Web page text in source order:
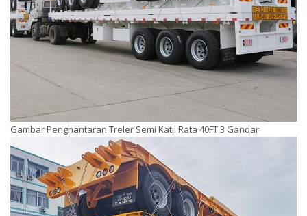
Gambar Penghantaran Treler Semi Katil Rata 40FT 3 Gandar